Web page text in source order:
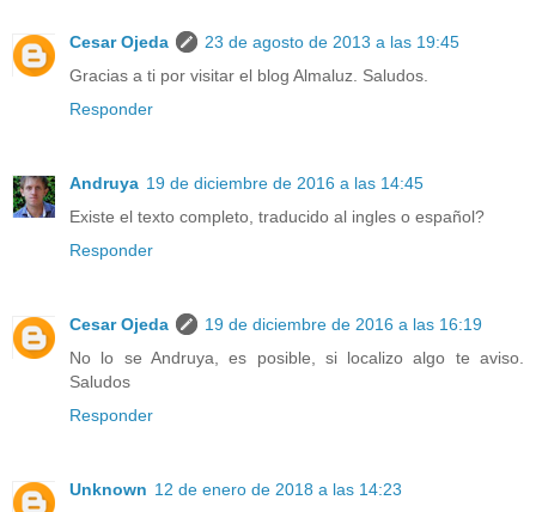
Cesar Ojeda
23 de agosto de 2013 a las 19:45
Gracias a ti por visitar el blog Almaluz. Saludos.
Responder
Andruya 19 de diciembre de 2016 a las 14:45
Existe el texto completo, traducido al ingles o español?
Responder
Cesar Ojeda
19 de diciembre de 2016 a las 16:19
No lo se Andruya, es posible, si localizo algo te aviso.
Saludos
Responder
Unknown 12 de enero de 2018 a las 14:23